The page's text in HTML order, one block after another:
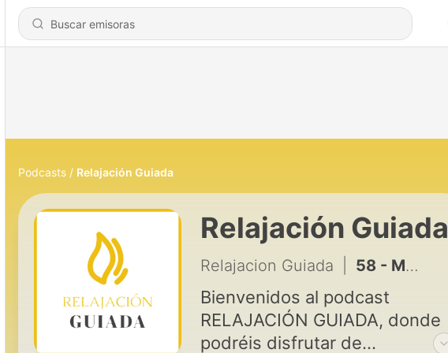
Podcasts Relajación Guiada
Relajación Guiada
Relajacion Guiada 58 - MEDITACIÓN GUIADA para ENCONTRAR tu OASIS INTERIOR
Bienvenidos al podcast
RELAJACIÓN GUIADA, donde
podréis disfrutar de